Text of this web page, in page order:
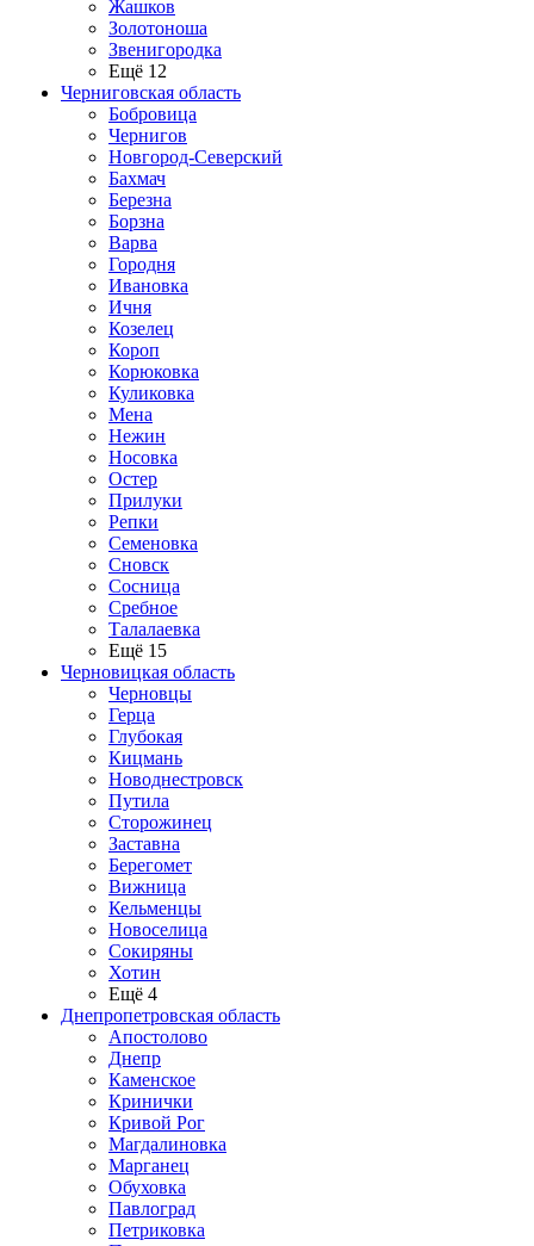
Жашков
Золотоноша
Звенигородка
Ещё 12
Черниговская область
Бобровица
Чернигов
Новгород-Северский
Бахмач
Березна
Борзна
Варва
Городня
Ивановка
Ичня
Козелец
Короп
Корюковка
Куликовка
Мена
Нежин
Носовка
Остер
Прилуки
Репки
Семеновка
Сновск
Сосница
Сребное
Талалаевка
Ещё 15
Черновицкая область
Черновцы
Герца
Глубокая
Кицмань
Новоднестровск
Путила
Сторожинец
Заставна
Берегомет
Вижница
Кельменцы
Новоселица
Сокиряны
Хотин
Ещё 4
Днепропетровская область
Апостолово
Днепр
Каменское
Кринички
Кривой Рог
Магдалиновка
Марганец
Обуховка
Павлоград
Петриковка